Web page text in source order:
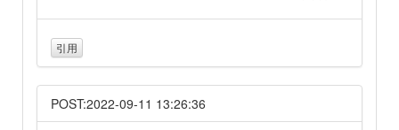
引用
POST:2022-09-11 13:26:36